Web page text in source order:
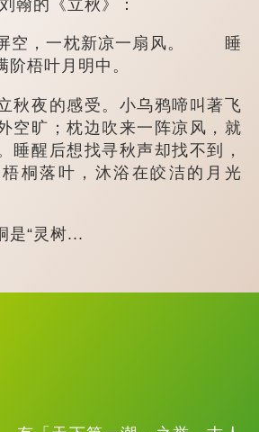
的《立秋》：
空，一枕新凉一扇风。 睡
梧叶月明中。
夜的感受。小乌鸦啼叫著飞
空旷；枕边吹来一阵凉风，就
睡醒后想找寻秋声却找不到，
桐落叶，沐浴在皎洁的月光
“灵树...